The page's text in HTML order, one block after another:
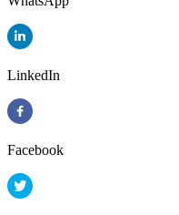
LinkedIn
Facebook